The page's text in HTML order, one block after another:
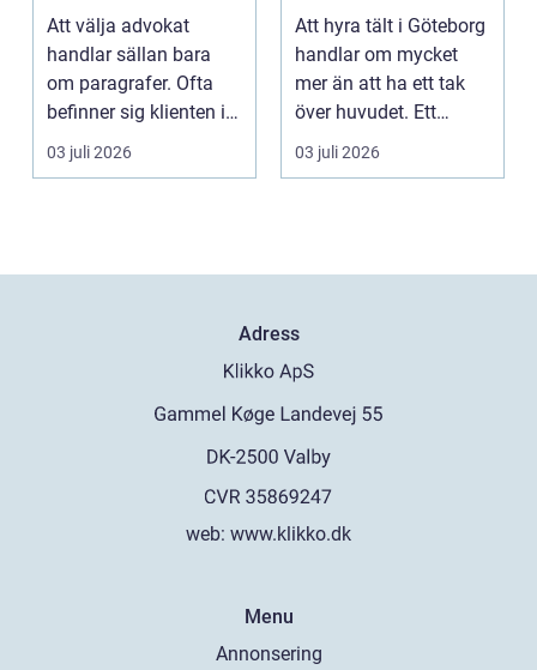
juridiskt stöd
Att välja advokat
handlar sällan bara
om paragrafer. Ofta
befinner sig klienten i
en utsatt situatio...
03 juli 2026
och event
Att hyra tält i Göteborg
handlar om mycket
mer än att ha ett tak
över huvudet. Ett
genomtänkt tält s...
03 juli 2026
Adress
web: www.klikko.dk
Menu
Annonsering